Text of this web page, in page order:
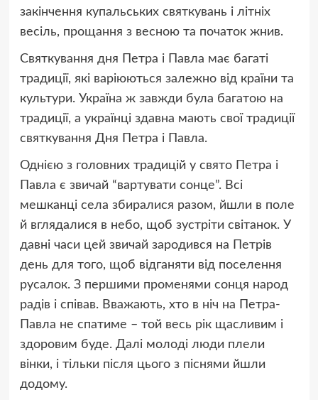
закінчення купальських святкувань і літніх
весіль, прощання з весною та початок жнив.
Святкування дня Петра і Павла має багаті
традиції, які варіюються залежно від країни та
культури. Україна ж завжди була багатою на
традиції, а українці здавна мають свої традиції
святкування Дня Петра і Павла.
Однією з головних традицій у свято Петра і
Павла є звичай “вартувати сонце”. Всі
мешканці села збиралися разом, йшли в поле
й вглядалися в небо, щоб зустріти світанок. У
давні часи цей звичай зародився на Петрів
день для того, щоб відганяти від поселення
русалок. З першими променями сонця народ
радів і співав. Вважають, хто в ніч на Петра-
Павла не спатиме – той весь рік щасливим і
здоровим буде. Далі молоді люди плели
вінки, і тільки після цього з піснями йшли
додому.